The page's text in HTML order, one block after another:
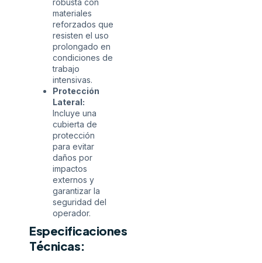
robusta con
materiales
reforzados que
resisten el uso
prolongado en
condiciones de
trabajo
intensivas.
Protección
Lateral:
Incluye una
cubierta de
protección
para evitar
daños por
impactos
externos y
garantizar la
seguridad del
operador.
Especificaciones
Técnicas: